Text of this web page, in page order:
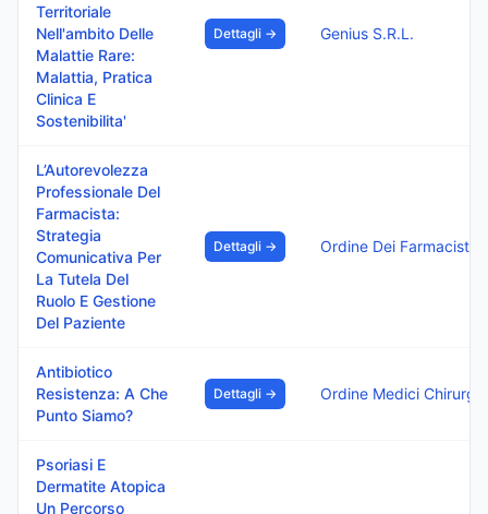
Territoriale
Nell'ambito Delle
Malattie Rare:
Malattia, Pratica
Clinica E
Sostenibilita'
Dettagli → Genius S.R.L.
L’Autorevolezza
Professionale Del
Farmacista:
Strategia
Comunicativa Per
La Tutela Del
Ruolo E Gestione
Del Paziente
Dettagli →
Antibiotico
Resistenza: A Che
Punto Siamo?
Dettagli →
Psoriasi E
Dermatite Atopica
Un Percorso